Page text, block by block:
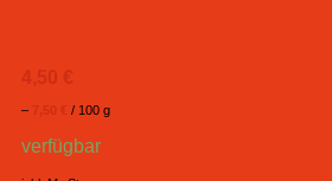
4,50 €
– 7,50 € / 100 g
verfügbar